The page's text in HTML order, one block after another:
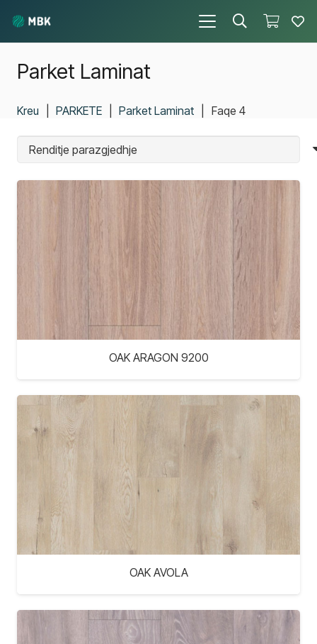
Parket Laminat
Kreu PARKETE Parket Laminat Faqe 4
OAK ARAGON 9200
OAK AVOLA